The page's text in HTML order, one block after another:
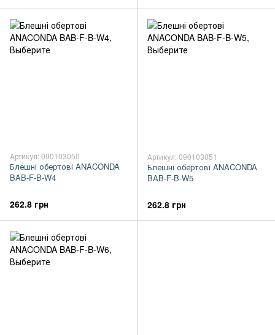
Артикул: 090103050
Блешні обертові ANACONDA
BAB-F-B-W4
262.8 грн
Артикул: 090103051
Блешні обертові ANACONDA
BAB-F-B-W5
262.8 грн